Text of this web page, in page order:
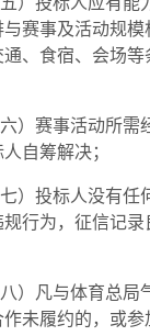
与赛事及活动规模
通、食宿、会场等
六）赛事活动所需
自筹解决；
七）投标人没有任
规行为，征信记录
八）凡与体育总局
作未履约的，或参